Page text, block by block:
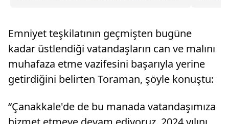
Caddesi'ndeki...
Emniyet teşkilatının geçmişten bugüne
kadar üstlendiği vatandaşların can ve malını
muhafaza etme vazifesini başarıyla yerine
getirdiğini belirten Toraman, şöyle konuştu:
“Çanakkale'de de bu manada vatandaşımıza